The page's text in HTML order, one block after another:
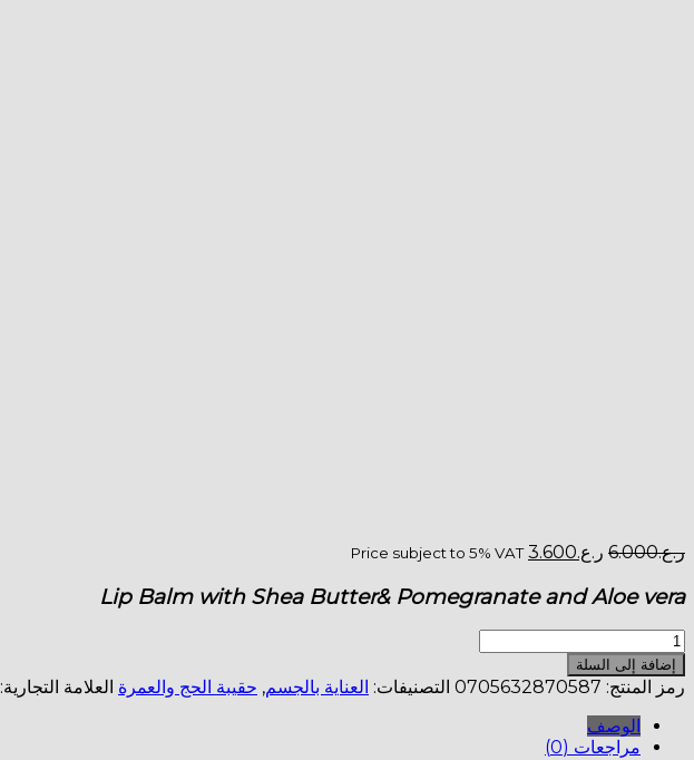
ر.ع.6.000 السعر
هو:
ر.ع.3.600السعر
هو:
Price subject to 5% VAT
Lip Balm with Shea Butter& Pomegranate and Aloe vera
كمية
مرطب
الشفاة
بالزبدة
الشيا
والصبار
إضافة إلى السلة
رمز المنتج: 0705632870587 التصنيفات: العناية بالجسم, حقيبة الحج والعمرة العلامة التجارية:
الوصف
مراجعات (0)